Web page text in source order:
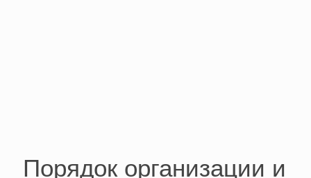
Порядок организации и